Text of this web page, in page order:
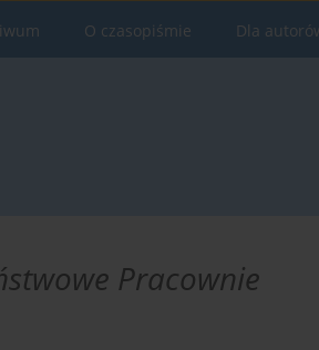
O czasopiśmie Dla
Pracownie